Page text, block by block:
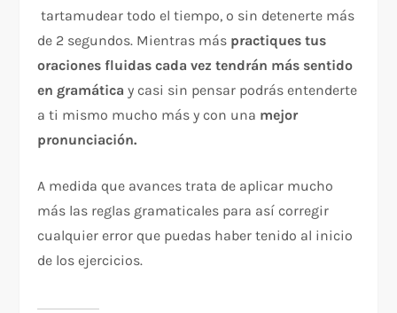
tartamudear todo el tiempo, o sin detenerte más
de 2 segundos. Mientras más practiques tus
oraciones fluidas cada vez tendrán más sentido
en gramáticay casi sin pensar podrás entenderte
a ti mismo mucho más y con una mejor
pronunciación.
A medida que avances trata de aplicar mucho
más las reglas gramaticales para así corregir
cualquier error que puedas haber tenido al inicio
de los ejercicios.